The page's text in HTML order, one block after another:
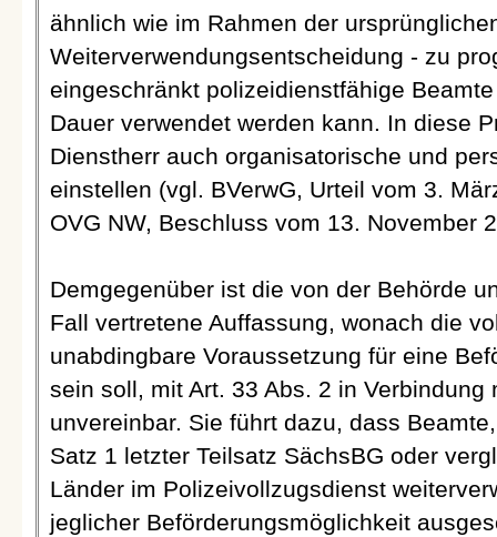
ähnlich wie im Rahmen der
Weiterverwendungsentscheidung - zu
eingeschränkt polizeidienstfähige
Dauer verwendet werden kann. In diese
Dienstherr auch organisatorische und
einstellen (vgl. BVerwG, Urteil vom 3.
OVG NW, Beschluss vom 13. November
Demgegenüber ist die von der Behörde
Fall vertretene Auffassung, wonach die
unabdingbare Voraussetzung für eine
sein soll, mit Art. 33 Abs. 2 in Verbindung
unvereinbar. Sie führt dazu, dass
Satz 1 letzter Teilsatz SächsBG oder
Länder im Polizeivollzugsdienst
jeglicher Beförderungsmöglichkeit